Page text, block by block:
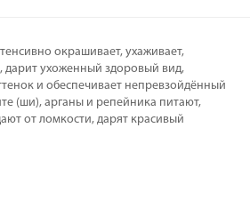
окрашивает, ухаживает,
дарит ухоженный здоровый вид,
и обеспечивает непревзойдённый
(ши), арганы и репейника питают,
от ломкости, дарят красивый